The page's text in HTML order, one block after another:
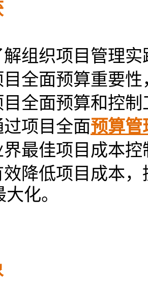
组织项目管理实
全面预算重要
全面预算和控制
项目全面预算管
最佳项目成本
降低项目成本
化。